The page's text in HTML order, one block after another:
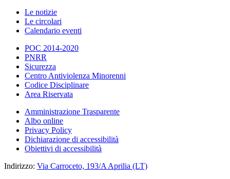
Le notizie
Le circolari
Calendario eventi
POC 2014-2020
PNRR
Sicurezza
Centro Antiviolenza Minorenni
Codice Disciplinare
Area Riservata
Amministrazione Trasparente
Albo online
Privacy Policy
Dichiarazione di accessibilità
Obiettivi di accessibilità
Indirizzo: Via Carroceto, 193/A Aprilia (LT)